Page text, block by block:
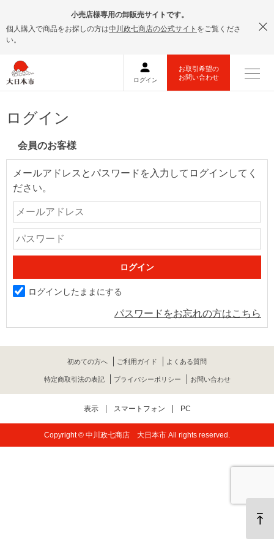
小売店様専用の卸販売サイトです。
個人購入で商品をお探しの方は中川政七商店の公式サイト をご覧くださ
い。
ログイン
会員のお客様
メールアドレスとパスワードを入力してログインしてく
ださい。
ログインしたままにする
パスワードをお忘れの方はこちら
初めての方へ ご利用ガイド よくある質問
特定商取引法の表記 プライバシーポリシー お問い合わせ
表示 スマートフォン PC
Copyright © 中川政七商店 大日本市 All rights reserved.